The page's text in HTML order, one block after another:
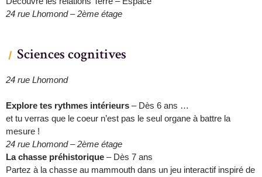
24 rue Lhomond – 2ème étage
Sciences cognitives
24 rue Lhomond
Explore tes rythmes intérieurs – Dès 6 ans …
et tu verras que le coeur n’est pas le seul organe à battre la
mesure !
24 rue Lhomond – 2ème étage
La chasse préhistorique – Dès 7 ans
Partez à la chasse au mammouth dans un jeu interactif inspiré de